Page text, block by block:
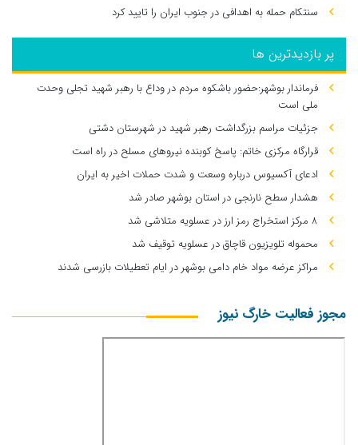
سنتکام حمله به اهدافی در جنوب ایران را تایید کرد
پر بازدیدترین ها
فرماندار بوشهر:حضور باشکوه مردم در وداع با رهبر شهید تجلی وحدت
ملی است
جزئیات مراسم بزرگداشت رهبر شهید در شهرستان دشتی
قرارگاه مرکزی خاتم: پاسخ کوبنده نیروهای مسلح در راه است
ادعای آکسیوس درباره وسعت و شدت حملات اخیر به ایران
هشدار سطح نارنجی در استان بوشهر صادر شد
۸ مرکز استخراج رمز ارز در عسلویه متلاشی شد
محموله تلویزیون قاچاق در عسلویه توقیف شد
مراکز عرضه مواد خام دامی بوشهر در ایام تعطیلات بازرسی شدند
مجوز فعالیت خارگ نیوز